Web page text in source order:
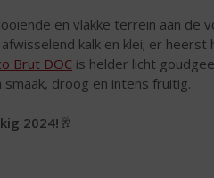
en vlakke terrein aan de
kalk en klei; er
Brut DOC is helder licht
smaak, droog en intens fruitig.
2024!🥂